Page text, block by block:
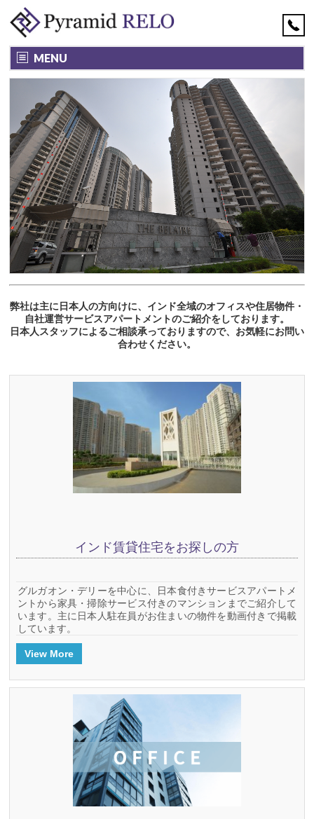
MENU
弊社は主に日本人の方向けに、インド全域のオフィスや住居物件・
自社運営サービスアパートメントのご紹介をしております。
日本人スタッフによるご相談承っておりますので、お気軽にお問い
合わせください。
インド賃貸住宅をお探しの方
グルガオン・デリーを中心に、日本食付きサービスアパートメ
ントから家具・掃除サービス付きのマンションまでご紹介して
います。主に日本人駐在員がお住まいの物件を動画付きで掲載
しています。
View More